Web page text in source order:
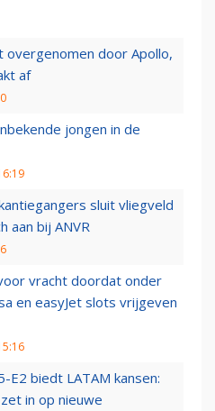
overgenomen door Apollo,
af
jongen in de
sluit vliegveld
aan bij ANVR
vracht doordat onder
en easyJet slots vrijgeven
E2 biedt LATAM kansen:
in op nieuwe